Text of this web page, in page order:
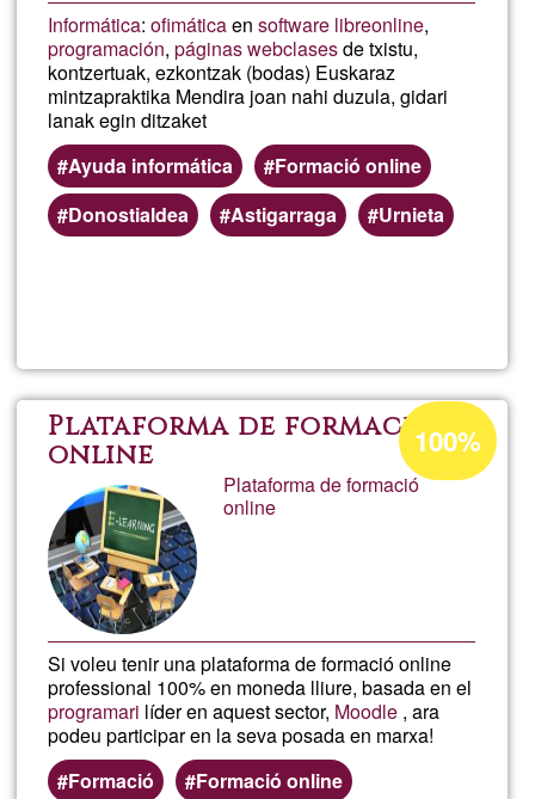
Informática:ofimáticaensoftware libreonline,
programación,páginas webclasesde txistu,
kontzertuak, ezkontzak (bodas) Euskaraz
mintzapraktika Mendira joan nahi duzula, gidari
lanak egin ditzaket
Ayuda informática
Formació online
Donostialdea
Astigarraga Urnieta
Plataforma de formació
online
Plataforma de formació
online
Si voleu tenir una plataforma de formació online
professional 100% en moneda lliure, basada en el
programari líder en aquest sector, Moodle , ara
podeu participar en la seva posada en marxa!
Formació
Formació online
Acceptance
percentage
of
100%